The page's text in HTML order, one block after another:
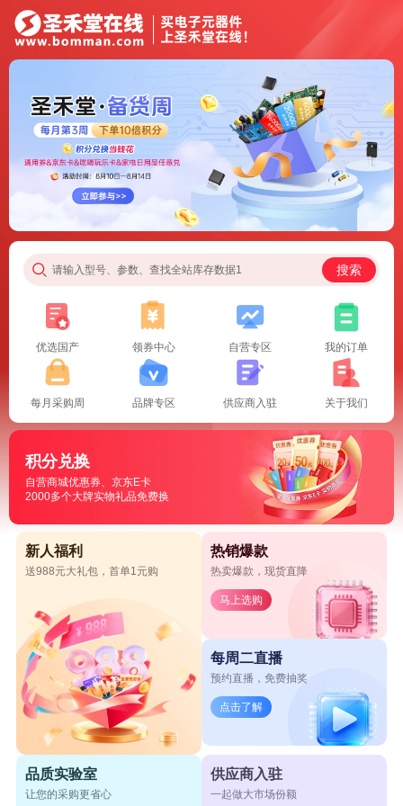
请输入型号、参数、查找全站库存数据1 搜索
优选国产 领券中心 自营专区 我的订单
每月采购周 品牌专区 供应商入驻 关于我们
积分兑换
自营商城优惠券、京东E卡
2000多个大牌实物礼品免费换
新人福利
送988元大礼包，首单1元购
热销爆款
热卖爆款，现货直降
马上选购
每周二直播
预约直播，免费抽奖
点击了解
品质实验室
让您的采购更省心
供应商入驻
一起做大市场份额